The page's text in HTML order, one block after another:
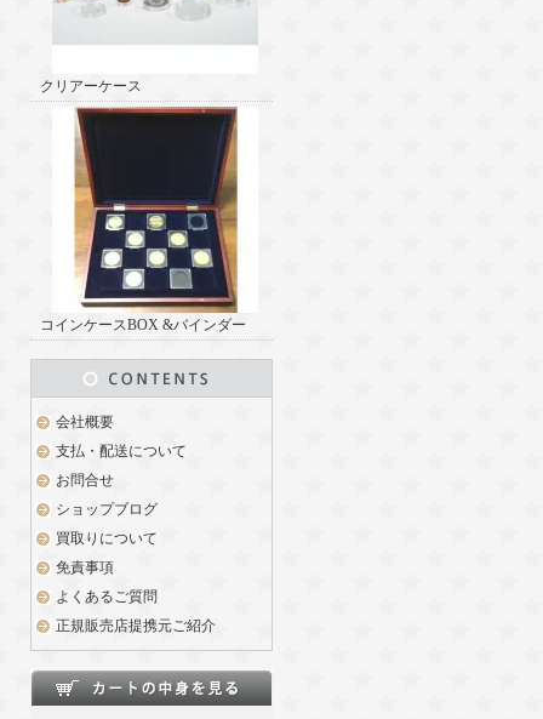
クリアーケース
コインケースBOX &バインダー
会社概要
支払・配送について
お問合せ
ショップブログ
買取りについて
免責事項
よくあるご質問
正規販売店提携元ご紹介